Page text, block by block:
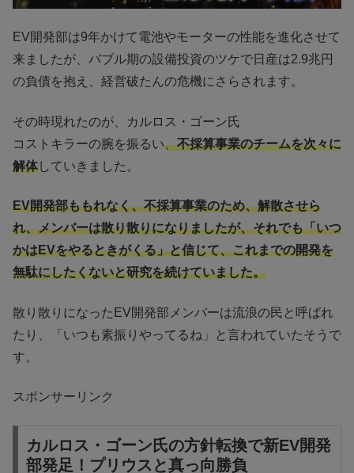
EV開発部は9年かけて電池やモーターの性能を進化させて
来ましたが、バブル期の設備投資のツケで日産は2.9兆円
の負債を抱え、経営破たんの危機にさらされます。
その時現れたのが、カルロス・ゴーン氏
コストキラーの腕を振るい、不採算事業のチームを次々に
解体していきました。
EV開発部ももれなく、不採算事業のため、解散させら
れ、メンバーは散り散りになりましたが、それでも「いつ
かはEVをやるときがくる」と信じて、これまでの開発を
無駄にしたくないと研究を続けていました。
散り散りになったEV開発部メンバーは流浪の民と呼ばれ
たり、「いつも素振りやってるね」と言われていたそうで
す。
スポンサーリンク
カルロス・ゴーン氏の方針転換で新EV開発
部発足！プリウスと真っ向勝負